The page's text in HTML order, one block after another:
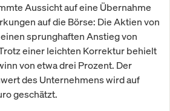
Aussicht auf eine Übernahme
auf die Börse: Die Aktien von
sprunghaften Anstieg von
einer leichten Korrektur behielt
von etwa drei Prozent. Der
des Unternehmens wird auf
geschätzt.